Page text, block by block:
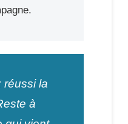
réussi la
à